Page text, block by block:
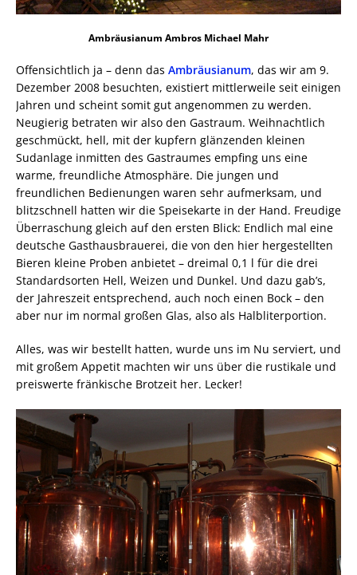
Ambräusianum Ambros Michael Mahr
Offensichtlich ja – denn das Ambräusianum, das wir am 9.
Dezember 2008 besuchten, existiert mittlerweile seit einigen
Jahren und scheint somit gut angenommen zu werden.
Neugierig betraten wir also den Gastraum. Weihnachtlich
geschmückt, hell, mit der kupfern glänzenden kleinen
Sudanlage inmitten des Gastraumes empfing uns eine
warme, freundliche Atmosphäre. Die jungen und
freundlichen Bedienungen waren sehr aufmerksam, und
blitzschnell hatten wir die Speisekarte in der Hand. Freudige
Überraschung gleich auf den ersten Blick: Endlich mal eine
deutsche Gasthausbrauerei, die von den hier hergestellten
Bieren kleine Proben anbietet – dreimal 0,1 l für die drei
Standardsorten Hell, Weizen und Dunkel. Und dazu gab’s,
der Jahreszeit entsprechend, auch noch einen Bock – den
aber nur im normal großen Glas, also als Halbliterportion.
Alles, was wir bestellt hatten, wurde uns im Nu serviert, und
mit großem Appetit machten wir uns über die rustikale und
preiswerte fränkische Brotzeit her. Lecker!